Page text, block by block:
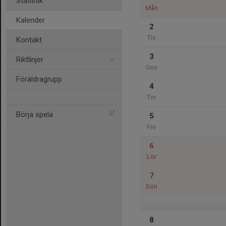
Kalender
Kontakt
Riktlinjer
Föräldragrupp
Börja spela
Mån
2
Tis
3
Ons
4
Tor
5
Fre
6
Lör
7
Sön
8